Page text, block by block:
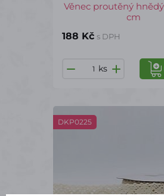
Věnec proutěný
cm
188 Kč s DPH
ks
DKP0225